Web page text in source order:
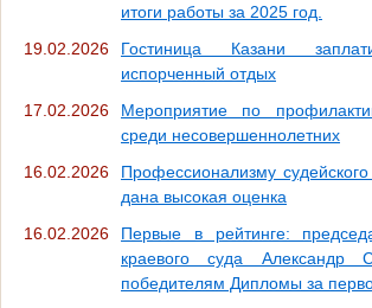
итоги работы за 2025 год.
19.02.2026
Гостиница Казани
испорченный отдых
17.02.2026
Мероприятие по
среди несовершеннолетних
16.02.2026
Профессионализму
дана высокая оценка
16.02.2026
Первые в рейтинге:
краевого суда Александр
победителям Дипломы за